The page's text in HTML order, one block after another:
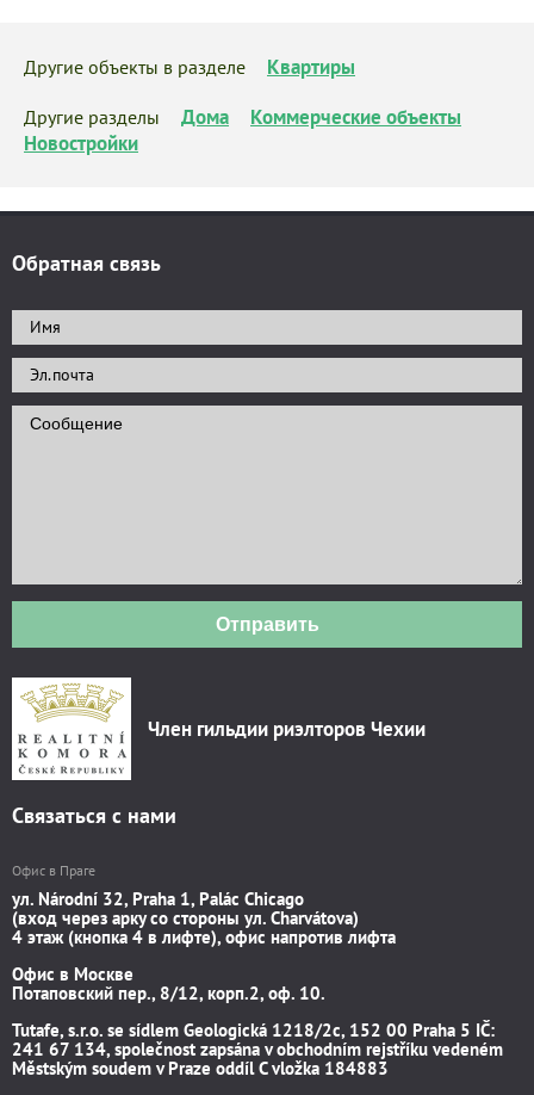
Другие объекты в разделе Квартиры
Другие разделы Дома
Коммерческие объекты
Новостройки
Обратная связь
Отправить
Член гильдии риэлторов Чехии
Связаться с нами
Офис в Праге
ул. Národní 32, Praha 1, Palác Chicago
(вход через арку со стороны ул. Charvátova)
4 этаж (кнопка 4 в лифте), офис напротив лифта
Офис в Москве
Потаповский пер., 8/12, корп.2, оф. 10.
Tutafe, s.r.o. se sídlem Geologická 1218/2c, 152 00 Praha 5 IČ:
241 67 134, společnost zapsána v obchodním rejstříku vedeném
Městským soudem v Praze oddíl C vložka 184883